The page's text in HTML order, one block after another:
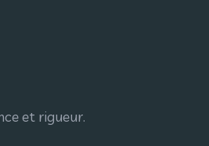
et rigueur.